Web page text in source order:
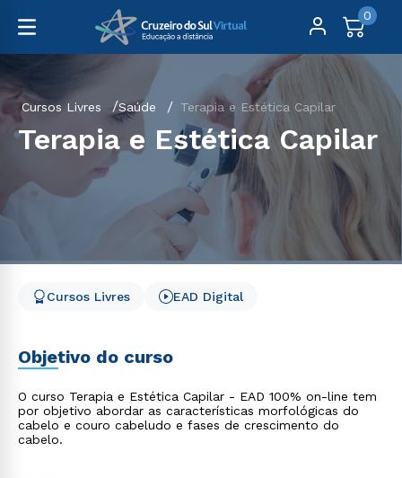
0
Cursos Livres Saúde Terapia e Estética Capilar
Terapia e Estética Capilar
Cursos Livres EAD Digital
Objetivo do curso
O curso Terapia e Estética Capilar - EAD 100% on-line tem
por objetivo abordar as características morfológicas do
cabelo e couro cabeludo e fases de crescimento do
cabelo.